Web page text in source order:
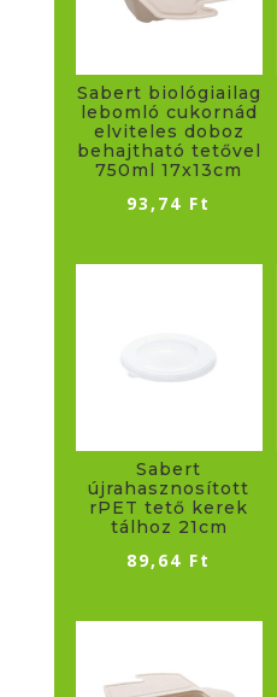
Sabert biológiailag
lebomló cukornád
elviteles doboz
behajtható tetővel
750ml 17x13cm
93,74 Ft
Sabert
újrahasznosított
rPET tető kerek
tálhoz 21cm
89,64 Ft